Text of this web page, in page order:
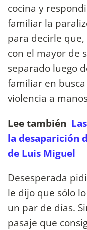
cocina y
familiar la
para decirle
con el mayor de
separado luego
familiar en
violencia a
Lee también
la desaparición
de Luis Miguel
Desesperada
le dijo que sólo
un par de días.
pasaje que